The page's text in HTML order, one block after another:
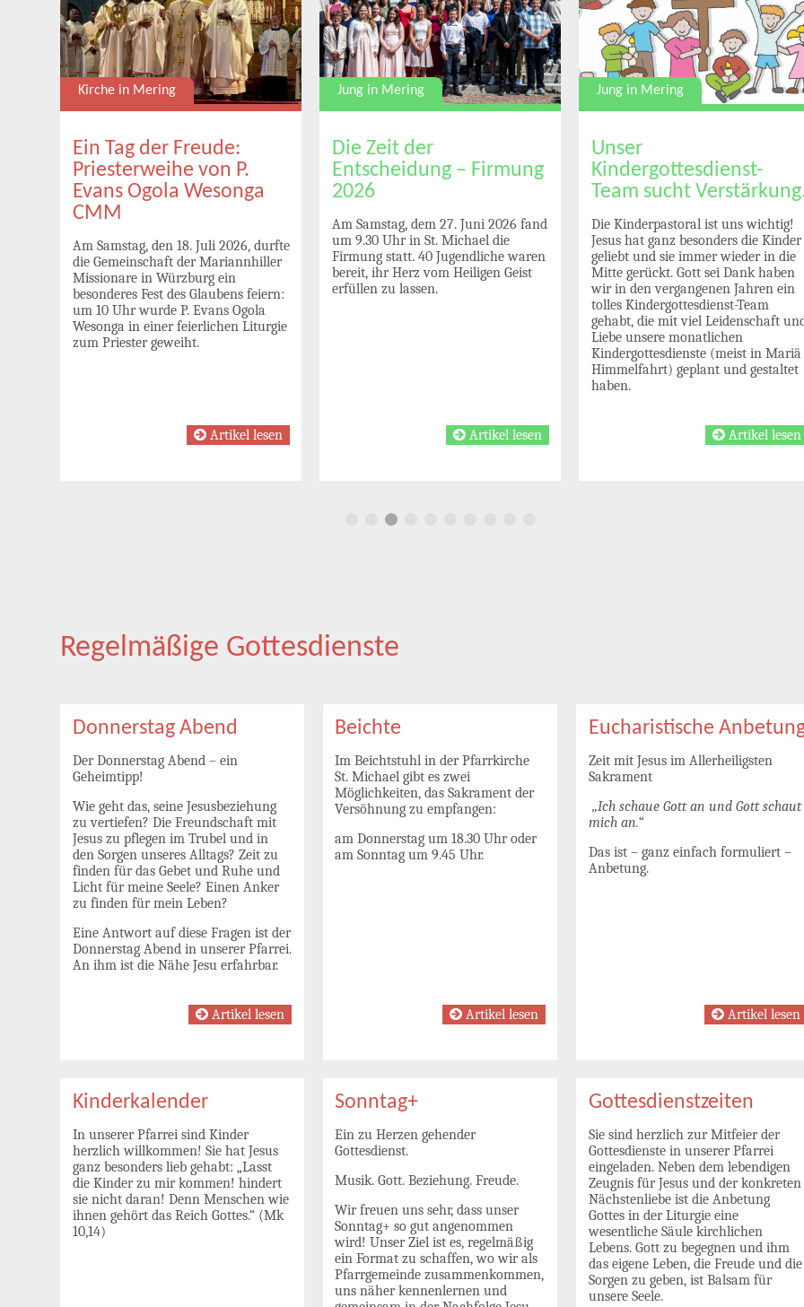
Kirche in Mering
Ein Tag der Freude:
Priesterweihe von P.
Evans Ogola Wesonga
CMM
Am Samstag, den 18. Juli 2026, durfte
die Gemeinschaft der Mariannhiller
Missionare in Würzburg ein
besonderes Fest des Glaubens feiern:
um 10 Uhr wurde P. Evans Ogola
Wesonga in einer feierlichen Liturgie
zum Priester geweiht.
Artikel lesen
Jung in Mering
Die Zeit der
Entscheidung – Firmung
2026
Am Samstag, dem 27. Juni 2026 fand
um 9.30 Uhr in St. Michael die
Firmung statt. 40 Jugendliche waren
bereit, ihr Herz vom Heiligen Geist
erfüllen zu lassen.
Artikel lesen
Jung in Mering
Unser
Kindergottesdienst-
Team sucht
Die Kinderpastoral ist uns wichtig!
Jesus hat ganz besonders die Kinder
geliebt und sie immer wieder in die
Mitte gerückt. Gott sei Dank haben
wir in den vergangenen Jahren ein
tolles Kindergottesdienst-Team
gehabt, die mit viel Leidenschaft
Liebe unsere monatlichen
Kindergottesdienste (meist in Mariä
Himmelfahrt) geplant und gestaltet
haben.
Artikel lesen
Regelmäßige Gottesdienste
Donnerstag Abend
Der Donnerstag Abend – ein
Geheimtipp!
Wie geht das, seine Jesusbeziehung
zu vertiefen? Die Freundschaft mit
Jesus zu pflegen im Trubel und in
den Sorgen unseres Alltags? Zeit zu
finden für das Gebet und Ruhe und
Licht für meine Seele? Einen Anker
zu finden für mein Leben?
Eine Antwort auf diese Fragen ist der
Donnerstag Abend in unserer Pfarrei.
An ihm ist die Nähe Jesu erfahrbar.
Artikel lesen
Beichte
Im Beichtstuhl in der Pfarrkirche
St. Michael gibt es zwei
Möglichkeiten, das Sakrament der
Versöhnung zu empfangen:
am Donnerstag um 18.30 Uhr oder
am Sonntag um 9.45 Uhr.
Artikel lesen
Eucharistische
Zeit mit Jesus im Allerheiligsten
Sakrament
„Ich schaue Gott an und Gott schaut
mich an.“
Das ist – ganz einfach formuliert –
Anbetung.
Artikel lesen
Kinderkalender
In unserer Pfarrei sind Kinder
herzlich willkommen! Sie hat Jesus
ganz besonders lieb gehabt: „Lasst
die Kinder zu mir kommen! hindert
sie nicht daran! Denn Menschen wie
ihnen gehört das Reich Gottes.“ (Mk
10,14)
Sonntag+
Ein zu Herzen gehender
Gottesdienst.
Musik. Gott. Beziehung. Freude.
Wir freuen uns sehr, dass unser
Sonntag+ so gut angenommen
wird! Unser Ziel ist es, regelmäßig
ein Format zu schaffen, wo wir als
Pfarrgemeinde zusammenkommen,
uns näher kennenlernen und
Gottesdienstzeiten
Sie sind herzlich zur Mitfeier der
Gottesdienste in unserer Pfarrei
eingeladen. Neben dem lebendigen
Zeugnis für Jesus und der konkreten
Nächstenliebe ist die Anbetung
Gottes in der Liturgie eine
wesentliche Säule kirchlichen
Lebens. Gott zu begegnen und ihm
das eigene Leben, die Freude und die
Sorgen zu geben, ist Balsam für
unsere Seele.